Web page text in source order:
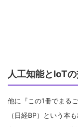
人工知能とIoT
他に『この1冊でまる
（日経BP）という本